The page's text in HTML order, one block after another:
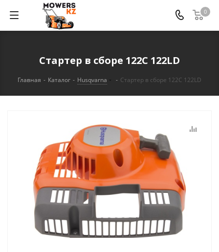
0
Стартер в сборе 122C 122LD
Главная - Каталог - Husqvarna - Стартер в сборе 122C 122LD